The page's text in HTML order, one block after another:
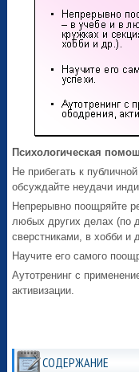
Психологическая
Не прибегать к
обсуждайте неудачи
Непрерывно поощряйте
любых других делах (по
сверстниками, в хобби и
Научите его самого
Аутотренинг с
активизации.
СОДЕРЖАНИЕ